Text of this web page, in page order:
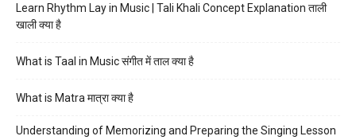
Learn Rhythm Lay in Music | Tali Khali Concept Explanation ताली
खाली क्या है
What is Taal in Music संगीत में ताल क्या है
What is Matra मात्रा क्या है
Understanding of Memorizing and Preparing the Singing Lesson